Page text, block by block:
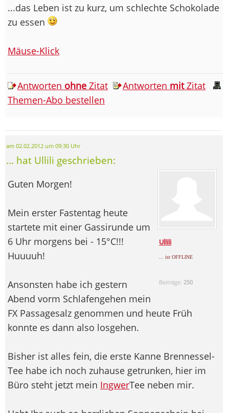
...das Leben ist zu kurz, um schlechte Schokolade
zu essen
Mäuse-Klick
Antworten ohne Zitat Antworten mitZitat
Themen-Abo bestellen
am 02.02.2012 um 09:30 Uhr
... hat Ullili geschrieben:
Ullili
... ist OFFLINE
Beiträge: 250
Guten Morgen!
Mein erster Fastentag heute
startete mit einer Gassirunde um
6 Uhr morgens bei - 15°C!!!
Huuuuh!
Ansonsten habe ich gestern
Abend vorm Schlafengehen mein
FX Passagesalz genommen und heute Früh
konnte es dann also losgehen.
Bisher ist alles fein, die erste Kanne Brennessel-
Tee habe ich noch zuhause getrunken, hier im
Büro steht jetzt mein IngwerTee neben mir.